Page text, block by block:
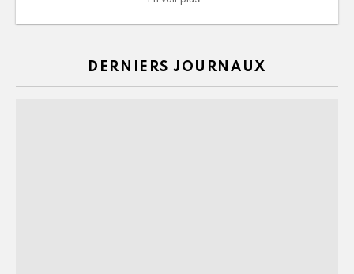
DERNIERS JOURNAUX